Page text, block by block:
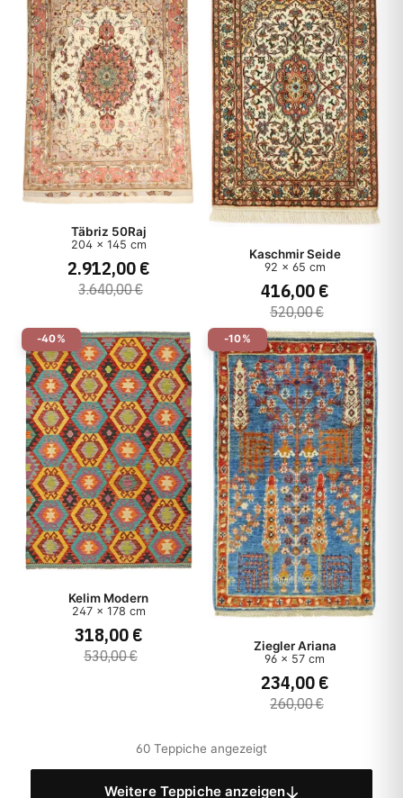
Täbriz 50Raj
204 x 145 cm
2.912,00 €
3.640,00 €
Kaschmir Seide
92 x 65 cm
416,00 €
520,00 €
-40%
Kelim Modern
247 x 178 cm
318,00 €
530,00 €
-10%
Ziegler Ariana
96 x 57 cm
234,00 €
260,00 €
60 Teppiche angezeigt
Weitere Teppiche anzeigen